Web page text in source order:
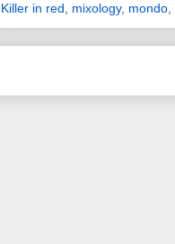
Killer in red, mixology, mondo,